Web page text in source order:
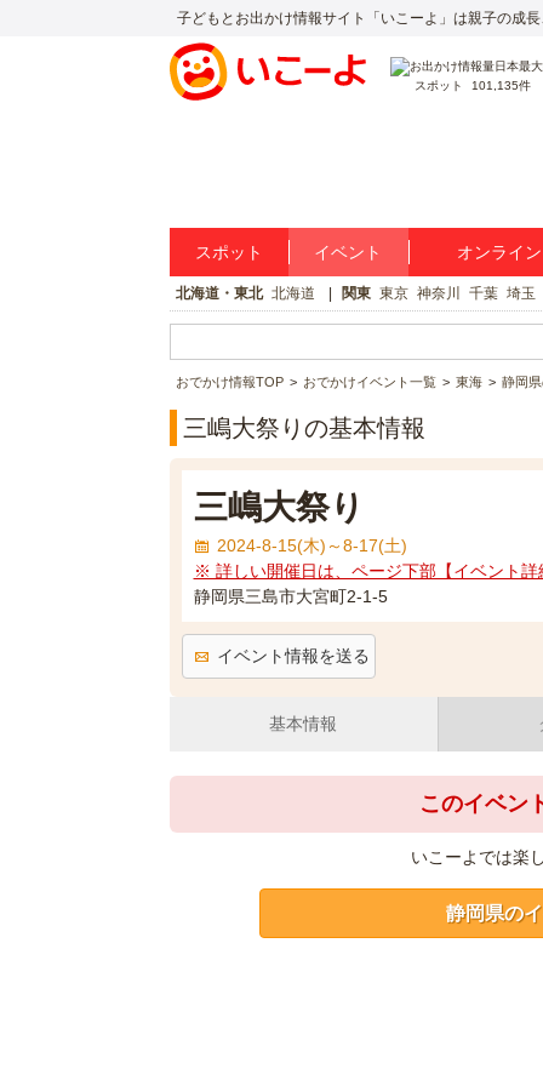
子どもとお出かけ情報サイト「いこーよ」は親子の成長
スポット 101,135件
スポット イベント オンライ
北海道・東北 北海道 関東 東京 神奈川 千葉 埼玉
おでかけ情報TOP おでかけイベント一覧 東海 静岡
三嶋大祭りの基本情報
三嶋大祭り
2024-8-15(木)～8-17(土)
※ 詳しい開催日は、ページ下部【イベント詳
静岡県三島市大宮町2-1-5
イベント情報を送る
基本情報
このイベン
いこーよでは楽
静岡県の